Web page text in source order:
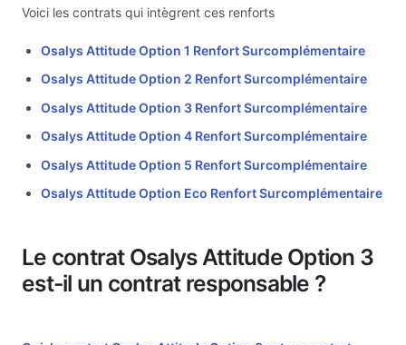
Voici les contrats qui intègrent ces renforts
Osalys Attitude Option 1 Renfort Surcomplémentaire
Osalys Attitude Option 2 Renfort Surcomplémentaire
Osalys Attitude Option 3 Renfort Surcomplémentaire
Osalys Attitude Option 4 Renfort Surcomplémentaire
Osalys Attitude Option 5 Renfort Surcomplémentaire
Osalys Attitude Option Eco Renfort Surcomplémentaire
Le contrat Osalys Attitude Option 3
est-il un contrat responsable ?